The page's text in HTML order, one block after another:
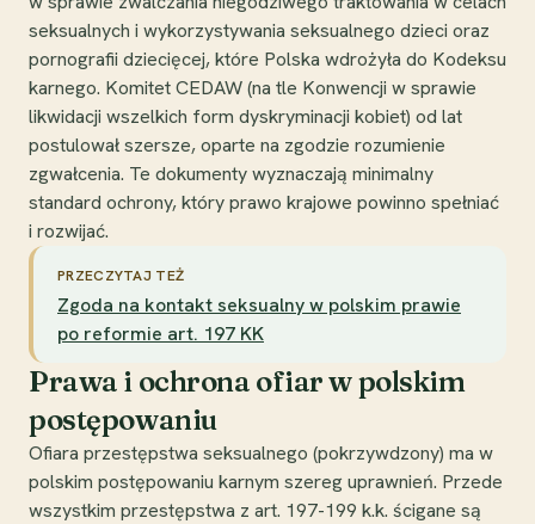
seksualnych i wykorzystywania seksualnego dzieci oraz
pornografii dziecięcej, które Polska wdrożyła do Kodeksu
karnego. Komitet CEDAW (na tle Konwencji w sprawie
likwidacji wszelkich form dyskryminacji kobiet) od lat
postulował szersze, oparte na zgodzie rozumienie
zgwałcenia. Te dokumenty wyznaczają minimalny
standard ochrony, który prawo krajowe powinno spełniać
i rozwijać.
PRZECZYTAJ TEŻ
Zgoda na kontakt seksualny w polskim prawie
po reformie art. 197 KK
Prawa i ochrona ofiar w polskim
postępowaniu
Ofiara przestępstwa seksualnego (pokrzywdzony) ma w
polskim postępowaniu karnym szereg uprawnień. Przede
wszystkim przestępstwa z art. 197-199 k.k. ścigane są